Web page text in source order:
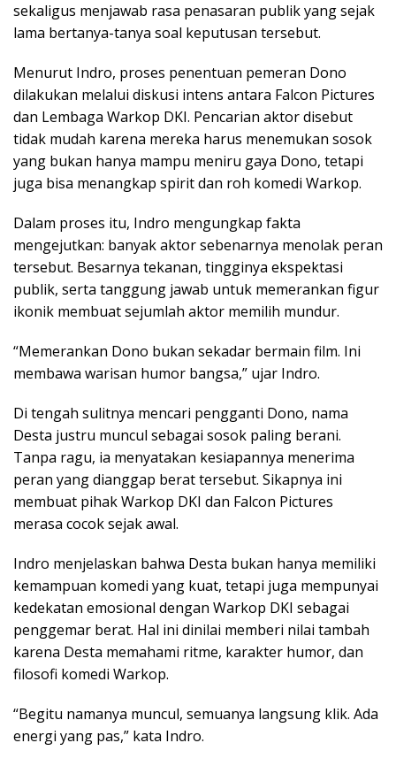
sekaligus menjawab rasa penasaran publik yang sejak
lama bertanya-tanya soal keputusan tersebut.
Menurut Indro, proses penentuan pemeran Dono
dilakukan melalui diskusi intens antara Falcon Pictures
dan Lembaga Warkop DKI. Pencarian aktor disebut
tidak mudah karena mereka harus menemukan sosok
yang bukan hanya mampu meniru gaya Dono, tetapi
juga bisa menangkap spirit dan roh komedi Warkop.
Dalam proses itu, Indro mengungkap fakta
mengejutkan: banyak aktor sebenarnya menolak peran
tersebut. Besarnya tekanan, tingginya ekspektasi
publik, serta tanggung jawab untuk memerankan figur
ikonik membuat sejumlah aktor memilih mundur.
“Memerankan Dono bukan sekadar bermain film. Ini
membawa warisan humor bangsa,” ujar Indro.
Di tengah sulitnya mencari pengganti Dono, nama
Desta justru muncul sebagai sosok paling berani.
Tanpa ragu, ia menyatakan kesiapannya menerima
peran yang dianggap berat tersebut. Sikapnya ini
membuat pihak Warkop DKI dan Falcon Pictures
merasa cocok sejak awal.
Indro menjelaskan bahwa Desta bukan hanya memiliki
kemampuan komedi yang kuat, tetapi juga mempunyai
kedekatan emosional dengan Warkop DKI sebagai
penggemar berat. Hal ini dinilai memberi nilai tambah
karena Desta memahami ritme, karakter humor, dan
filosofi komedi Warkop.
“Begitu namanya muncul, semuanya langsung klik. Ada
energi yang pas,” kata Indro.